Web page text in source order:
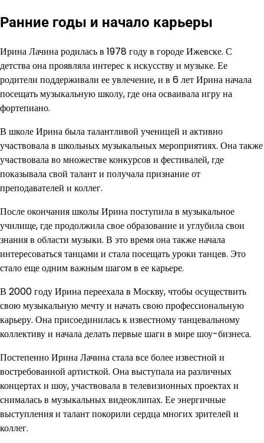
Ранние годы и начало карьеры
Ирина Лачина родилась в 1978 году в городе Ижевске. С
детства она проявляла интерес к искусству и музыке. Ее
родители поддерживали ее увлечение, и в 6 лет Ирина начала
посещать музыкальную школу, где она осваивала игру на
фортепиано.
В школе Ирина была талантливой ученицей и активно
участвовала в школьных музыкальных мероприятиях. Она также
участвовала во множестве конкурсов и фестивалей, где
показывала свой талант и получала признание от
преподавателей и коллег.
После окончания школы Ирина поступила в музыкальное
училище, где продолжила свое образование и углубила свои
знания в области музыки. В это время она также начала
интересоваться танцами и стала посещать уроки танцев. Это
стало еще одним важным шагом в ее карьере.
В 2000 году Ирина переехала в Москву, чтобы осуществить
свою музыкальную мечту и начать свою профессиональную
карьеру. Она присоединилась к известному танцевальному
коллективу и начала делать первые шаги в мире шоу-бизнеса.
Постепенно Ирина Лачина стала все более известной и
востребованной артисткой. Она выступала на различных
концертах и шоу, участвовала в телевизионных проектах и
снималась в музыкальных видеоклипах. Ее энергичные
выступления и талант покорили сердца многих зрителей и
коллег.